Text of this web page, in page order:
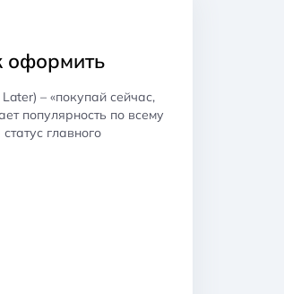
оформить
– «покупай сейчас,
популярность по всему
главного